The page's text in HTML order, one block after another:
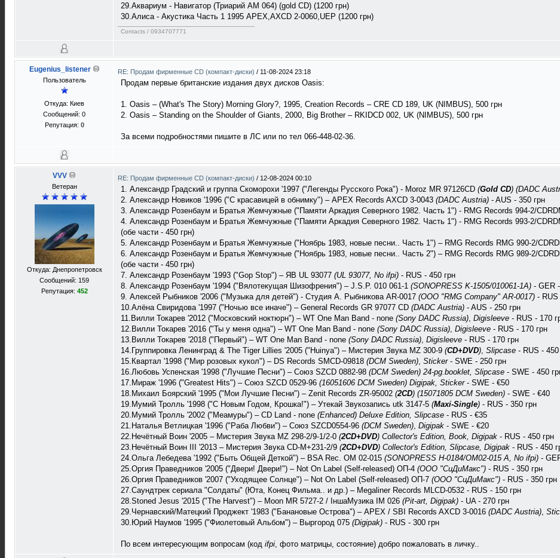
29.Аквариум - Навигатор (Триарий АМ 064) (gold CD) (1200 грн)
30.Алиса - Акустика Часть 1 1995 APEX,AXCD 2-0060,UEP (1200 грн)
Contacts / 0934707771
Eugenius_listener
Пользователь
Откуда: Киев
Сообщений: 0
Репутация: 0
RE: Продам фирменные CD (компакт-диски) / 11-08-2024 23:18
Продам первые британские издания двух дисков Oasis:
1. Oasis – (What's The Story) Morning Glory?, 1995, Creation Records – CRE CD 189, UK (NIMBUS), 500 грн
2. Oasis – Standing on the Shoulder of Giants, 2000, Big Brother – RKIDCD 002, UK (NIMBUS), 500 грн
За всеми подробностями пишите в ЛС или по тел 066-448-02-36.
VVV
Ветеран
Откуда: Днепропетровск
Сообщений: 159
Репутация: 452
RE: Продам фирменные CD (компакт-диски) / 12-08-2024 00:10
1. Александр Градский и группа Скоморохи '1997 ("Легенды Русского Рока") - Moroz MR 97126CD (Gold CD) (DADC
2. Александр Новиков '1996 ("С красавицей в обнимку") – APEX Records AXCD 3-0043 (DADC Austria) - AUS - 350 грн
3. Александр Розенбаум и Братья Жемчужные ("Памяти Аркадия Северного 1982. Часть 1") - RMG Records 994-2/
4. Александр Розенбаум и Братья Жемчужные ("Памяти Аркадия Северного 1982. Часть 1") - RMG ‎Records 993-2/
(обе части - 450 грн)
5. Александр Розенбаум и Братья Жемчужные ("Ноябрь 1983, новые песни.. Часть 1") – RMG Records RMG 990-2/
6. Александр Розенбаум и Братья Жемчужные ("Ноябрь 1983, новые песни.. Часть 2") – RMG Records RMG 989-2/
(обе части - 450 грн)
7. Александр Розенбаум '1993 ("Gop Stop") – ЯВ UL 93077 (UL 93077, No ifpi) - RUS - 450 грн
8. Александр Розенбаум '1994 ("Вялотекущая Шизофрения") – J.S.P. ‎010 061-1 (SONOPRESS K-1505/010061-1A) - GER
9. Алексей Рыбников '2006 ("Музыка для детей") - Студия А. Рыбникова AR-0017 (ООО "RMG Company" AR-0017) - RUS
10.Алёна Свиридова '1997 ("Ночью все иначе") – General Records GR 97077 CD (DADC Austria) - AUS - 250 грн
11.Вилли Токарев '2012 ("Московский ноктюрн") – WT One Man Band - none (Sony DADC Russia), Digisleeve - RUS - 170
12.Вилли Токарев '2016 ("Ты у меня одна") – WT One Man Band - none (Sony DADC Russia), Digisleeve - RUS - 170 грн
13.Вилли Токарев '2018 ("Первый") – WT One Man Band - none (Sony DADC Russia), Digisleeve - RUS - 170 грн
14.Группировка Ленинград & The Tiger Lillies '2005 ("Huinya") – Мистерия Звука MZ 300-9 (CD+DVD), Slipcase - RUS - 450
15.Квартал '1998 ("Мир розовых кукол") – DS Records SMCD-09818 (DCM Sweden), Sticker- SWE - 250 грн
16.Любовь Успенская '1998 ("Лучшие Песни") – Союз ‎SZCD 0882-98 (DCM Sweden) 24-pg.booklet, Slipcase - SWE - 450
17.Мираж '1996 ("Greatest Hits") – Союз SZCD 0529-96 (16051606 DCM Sweden) Digipak, Sticker- SWE - €50
18.Михаил Боярский '1995 ("Мои Лучшие Песни") – Zenit Records ZR-95002 (2CD) (15071805 DCM Sweden) - SWE - €40
19.Мумий Тролль '1998 ("С Новым Годом, Крошка!") – Утекай Звукозапись utk 3147-5 (Maxi-Single) - RUS - 350 грн
20.Мумий Тролль '2002 ("Меамуры") – CD Land ‎- none (Enhanced) Deluxe Edition, Slipcase - RUS - €35
21.Наталья Ветлицкая '1996 ("Раба Любви") – Союз SZCD0554-96 (DCM Sweden), Digipak - SWE - €20
22.Нечётный Воин '2005 – Мистерия Звука ‎MZ 298-2/9-1/2-0 (2CD+DVD) Collector's Edition, Book, Digipak - RUS - 450 грн
23.Нечётный Воин III '2013 – Мистерия Звука ‎CD-M+231-2/9 (2CD+DVD) Collector's Edition, Slipcase, Digipak - RUS - 450
24.Ольга Лебедева '1992 ("Быть Общей Деткой") – BSA Rec. OM 02-015 (SONOPRESS H-0184/OM02-015 A, No ifpi) -
25.Оргия Праведников '2005 ("Двери! Двери!") – Not On Label (Self-released) ‎ОП-4 (ООО "СиДиМакс") - RUS - 350 грн
26.Оргия Праведников '2007 ("Уходящее Солнце") – Not On Label (Self-released) ‎ОП-7 (ООО "СиДиМакс") - RUS - 350 грн
27.Саундтрек сериала "Солдаты" (Юта, Конец Фильма.. и др.) – Megaliner Records MLCD-0532 - RUS - 150 грн
28.Stoned Jesus '2015 ("The Harvest") – Moon MR 5727-2 / ІншаМузика IM 026 (Pit-art, Digipak) - UA - 270 грн
29.Чернавский/Матецкий Проджект '1983 ("Банановые Острова") – APEX / SBI Records AXCD 3-0016 (DADC Austria),
30.Юрий Наумов '1995 (‎"Фиолетовый Альбом") – Выргород 075 (Digipak) - RUS - 300 грн
По всем интересующим вопросам (код ifpi, фото матрицы, состояние) добро пожаловать в личку..